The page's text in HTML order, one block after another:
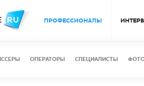
ПРОФЕССИОНАЛЫ
ОПЕРАТОРЫ СПЕЦИАЛИСТЫ